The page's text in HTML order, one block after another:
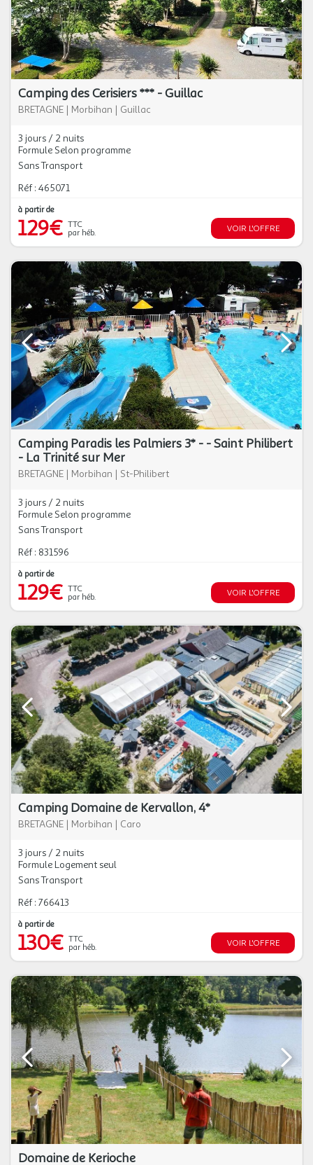
Camping des Cerisiers *** - Guillac
BRETAGNE | Morbihan | Guillac
3 jours / 2 nuits
Formule Selon programme
Sans Transport
Réf : 465071
à partir de
129€ TTC
par héb.
VOIR L'OFFRE
Camping Paradis les Palmiers 3* - - Saint Philibert
- La Trinité sur Mer
BRETAGNE | Morbihan | St-Philibert
3 jours / 2 nuits
Formule Selon programme
Sans Transport
Réf : 831596
à partir de
129€ TTC
par héb.
VOIR L'OFFRE
Camping Domaine de Kervallon, 4*
BRETAGNE | Morbihan | Caro
3 jours / 2 nuits
Formule Logement seul
Sans Transport
Réf : 766413
à partir de
130€ TTC
par héb.
VOIR L'OFFRE
Domaine de Kerioche